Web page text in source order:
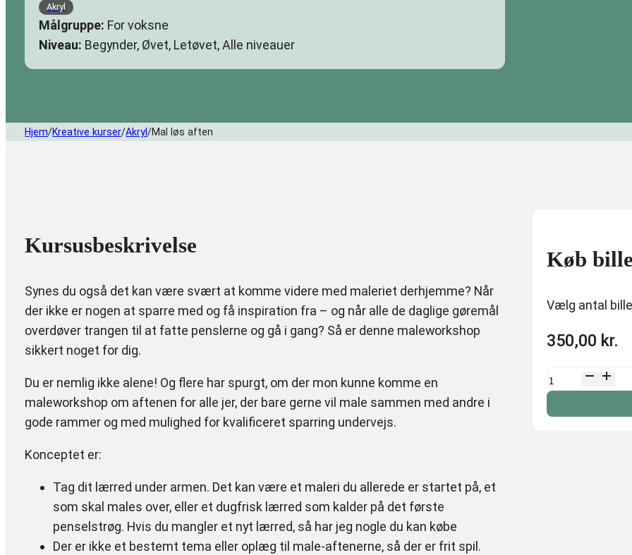
Akryl
Målgruppe: For voksne
Niveau: Begynder, Øvet, Letøvet, Alle niveauer
Hjem/Kreative kurser/Akryl/Mal løs aften
Kursusbeskrivelse
Synes du også det kan være svært at komme videre med maleriet derhjemme? Når
der ikke er nogen at sparre med og få inspiration fra – og når alle de daglige gøremål
overdøver trangen til at fatte penslerne og gå i gang? Så er denne maleworkshop
sikkert noget for dig.
Du er nemlig ikke alene! Og flere har spurgt, om der mon kunne komme en
maleworkshop om aftenen for alle jer, der bare gerne vil male sammen med andre i
gode rammer og med mulighed for kvalificeret sparring undervejs.
Konceptet er:
Tag dit lærred under armen. Det kan være et maleri du allerede er startet på, et
som skal males over, eller et dugfrisk lærred som kalder på det første
penselstrøg. Hvis du mangler et nyt lærred, så har jeg nogle du kan købe
Der er ikke et bestemt tema eller oplæg til male-aftenerne, så der er frit spil.
Køb
Vælg antal
350,00 kr.
Mal
løs
aften